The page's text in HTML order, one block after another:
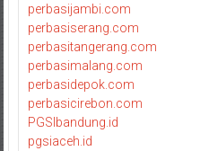
perbasijambi.com
perbasiserang.com
perbasitangerang.com
perbasimalang.com
perbasidepok.com
perbasicirebon.com
PGSIbandung.id
pgsiaceh.id